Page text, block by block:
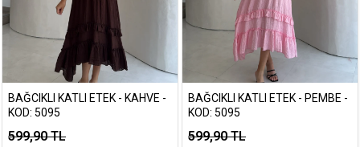
BAĞCIKLI KATLI ETEK - KAHVE -
KOD: 5095
599,90 TL
BAĞCIKLI KATLI ETEK - PEMBE -
KOD: 5095
599,90 TL